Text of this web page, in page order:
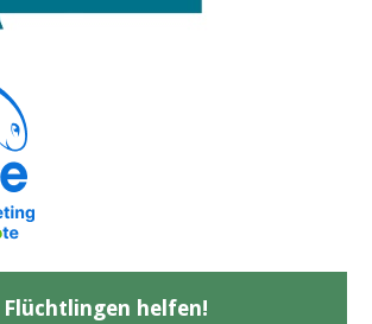
Flüchtlingen helfen!